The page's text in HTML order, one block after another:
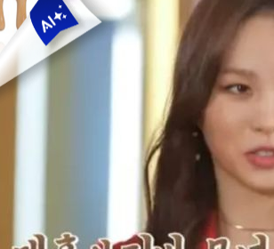
"감독님이 원하는 마음 느꼈고, 많은 트로피 원해 아
육박 '펄펄'…동해안 일부 지역엔 호의주의보
망자 3명 늘어…누적 환자 3000명 돌파
당 81.4㎜ 물폭탄…도로 잠기고 담벼락 붕괴
년근 천종산삼 9뿌리 발견…감정가 1.3억원
루질 나섰다 실종 60대, 닷새 만에 숨진 채 발견
나고야 아시안게임서 '홈팀' 일본과 한일전
해상서 모터보트 전복…1명 사망·1명 실종
꺾이지만…'낮 최고 35도' 무더위, 열대야 계속[다음
수수색·성접대 논란 사과…쇄신의 기회로 삼겠다"